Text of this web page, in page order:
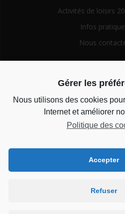
Activités de loisirs
Infos
Nous
for:
Horaires
Du lundi au vendredi de 14h à 18h
Bienvenue
Gérer les
Nous utilisons des cookies
Internet et améliorer
Politique des
Accepter
Refuser